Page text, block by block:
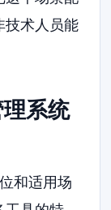
技术人员能
系统
和适用场